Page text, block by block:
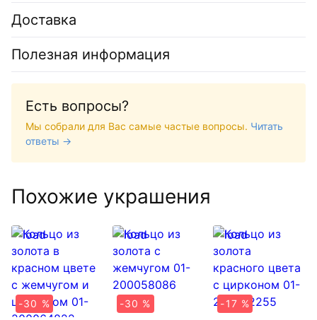
Доставка
Полезная информация
Есть вопросы?
Мы собрали для Вас самые частые вопросы. Читать
ответы →
Похожие украшения
-30 %
-30 %
-17 %